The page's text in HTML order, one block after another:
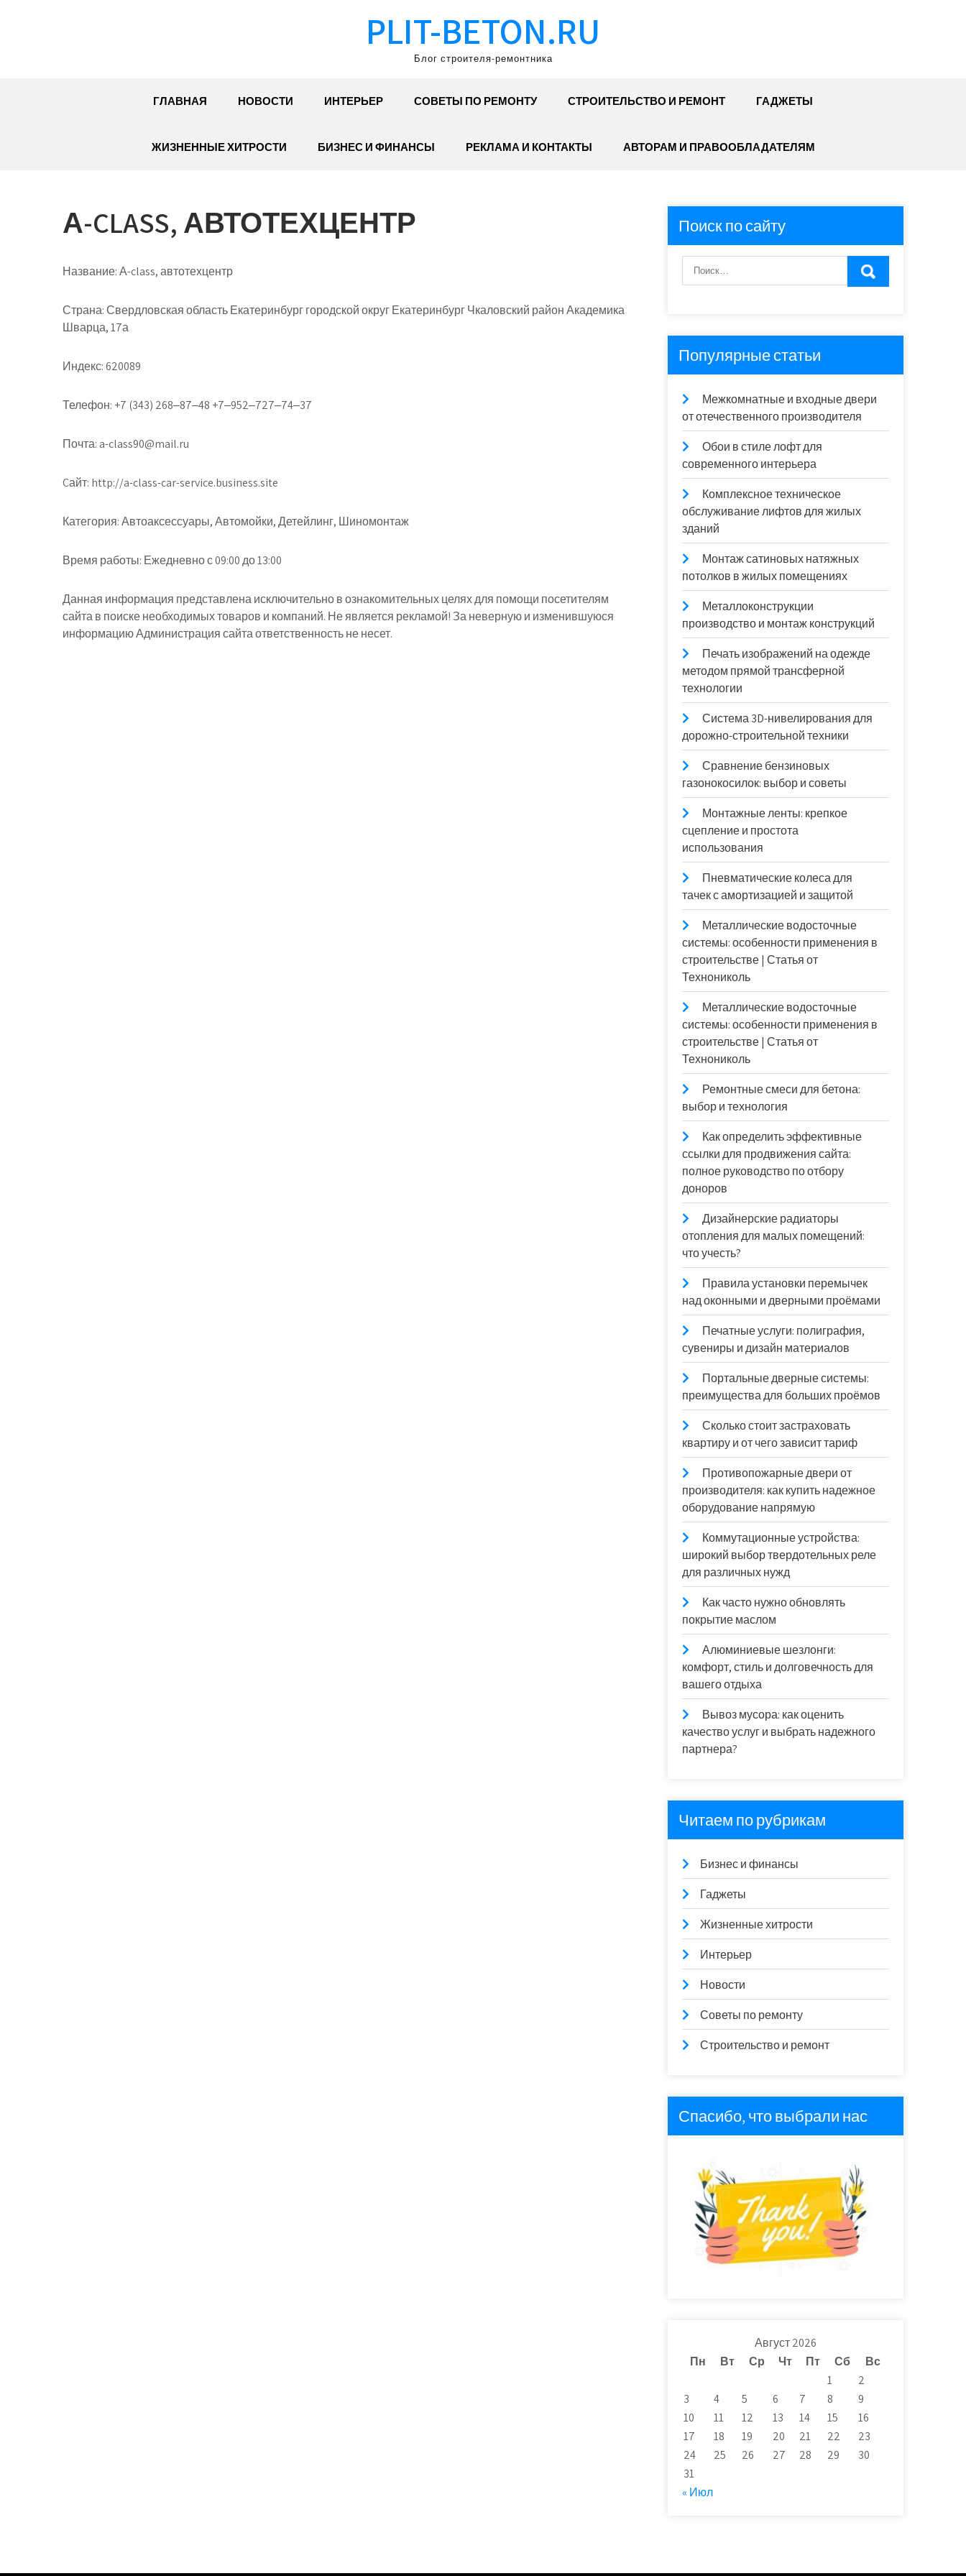
PLIT-BETON.RU
Блог строителя-ремонтника
ГЛАВНАЯ НОВОСТИ ИНТЕРЬЕР СОВЕТЫ ПО РЕМОНТУ СТРОИТЕЛЬСТВО И РЕМОНТ ГАДЖЕТЫ
ЖИЗНЕННЫЕ ХИТРОСТИ БИЗНЕС И ФИНАНСЫ РЕКЛАМА И КОНТАКТЫ АВТОРАМ И ПРАВООБЛАДАТЕЛЯМ
А-CLASS, АВТОТЕХЦЕНТР
Название:А-class, автотехцентр
Страна:Свердловская область Екатеринбург городской округ Екатеринбург Чкаловский район Академика
Шварца, 17а
Индекс:620089
Телефон: +7 (343) 268‒87‒48 +7‒952‒727‒74‒37
Почта: a-class90@mail.ru
Cайт: http://a-class-car-service.business.site
Категория:Автоаксессуары, Автомойки, Детейлинг, Шиномонтаж
Время работы: Ежедневно с 09:00 до 13:00
Данная информация представлена исключительно в ознакомительных целях для помощи посетителям
сайта в поиске необходимых товаров и компаний. Не является рекламой! За неверную и изменившуюся
информацию Администрация сайта ответственность не несет.
Поиск по сайту
Популярные статьи
Межкомнатные и входные двери
от отечественного производителя
Обои в стиле лофт для
современного интерьера
Комплексное техническое
обслуживание лифтов для жилых
зданий
Монтаж сатиновых натяжных
потолков в жилых помещениях
Металлоконструкции
производство и монтаж конструкций
Печать изображений на одежде
методом прямой трансферной
технологии
Система 3D-нивелирования для
дорожно-строительной техники
Сравнение бензиновых
газонокосилок: выбор и советы
Монтажные ленты: крепкое
сцепление и простота
использования
Пневматические колеса для
тачек с амортизацией и защитой
Металлические водосточные
системы: особенности применения в
строительстве | Статья от
Технониколь
Металлические водосточные
системы: особенности применения в
строительстве | Статья от
Технониколь
Ремонтные смеси для бетона:
выбор и технология
Как определить эффективные
ссылки для продвижения сайта:
полное руководство по отбору
доноров
Дизайнерские радиаторы
отопления для малых помещений:
что учесть?
Правила установки перемычек
над оконными и дверными проёмами
Печатные услуги: полиграфия,
сувениры и дизайн материалов
Портальные дверные системы:
преимущества для больших проёмов
Сколько стоит застраховать
квартиру и от чего зависит тариф
Противопожарные двери от
производителя: как купить надежное
оборудование напрямую
Коммутационные устройства:
широкий выбор твердотельных реле
для различных нужд
Как часто нужно обновлять
покрытие маслом
Алюминиевые шезлонги:
комфорт, стиль и долговечность для
вашего отдыха
Вывоз мусора: как оценить
качество услуг и выбрать надежного
партнера?
Читаем по рубрикам
Бизнес и финансы
Гаджеты
Жизненные хитрости
Интерьер
Новости
Советы по ремонту
Строительство и ремонт
Спасибо, что выбрали нас
Август 2026
Пн
Вт Ср Чт Пт Сб
Вс
1
2
3
4 5 6 7 8
9
10
11 12 13 14 15
16
17
18 19 20 21 22
23
24
25 26 27 28 29
30
31
« Июл